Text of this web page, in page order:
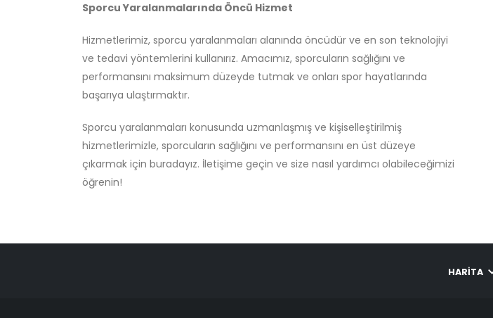
Sporcu Yaralanmalarında Öncü Hizmet
Hizmetlerimiz, sporcu yaralanmaları alanında öncüdür ve en son teknolojiyi
ve tedavi yöntemlerini kullanırız. Amacımız, sporcuların sağlığını ve
performansını maksimum düzeyde tutmak ve onları spor hayatlarında
başarıya ulaştırmaktır.
Sporcu yaralanmaları konusunda uzmanlaşmış ve kişiselleştirilmiş
hizmetlerimizle, sporcuların sağlığını ve performansını en üst düzeye
çıkarmak için buradayız. İletişime geçin ve size nasıl yardımcı olabileceğimizi
öğrenin!
HARITA